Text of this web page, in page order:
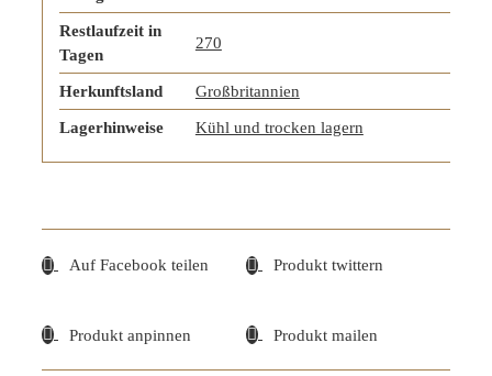
Restlaufzeit in
Tagen
270
Herkunftsland Großbritannien
Lagerhinweise Kühl und trocken lagern
Auf Facebook teilen Produkt twittern
Produkt anpinnen Produkt mailen